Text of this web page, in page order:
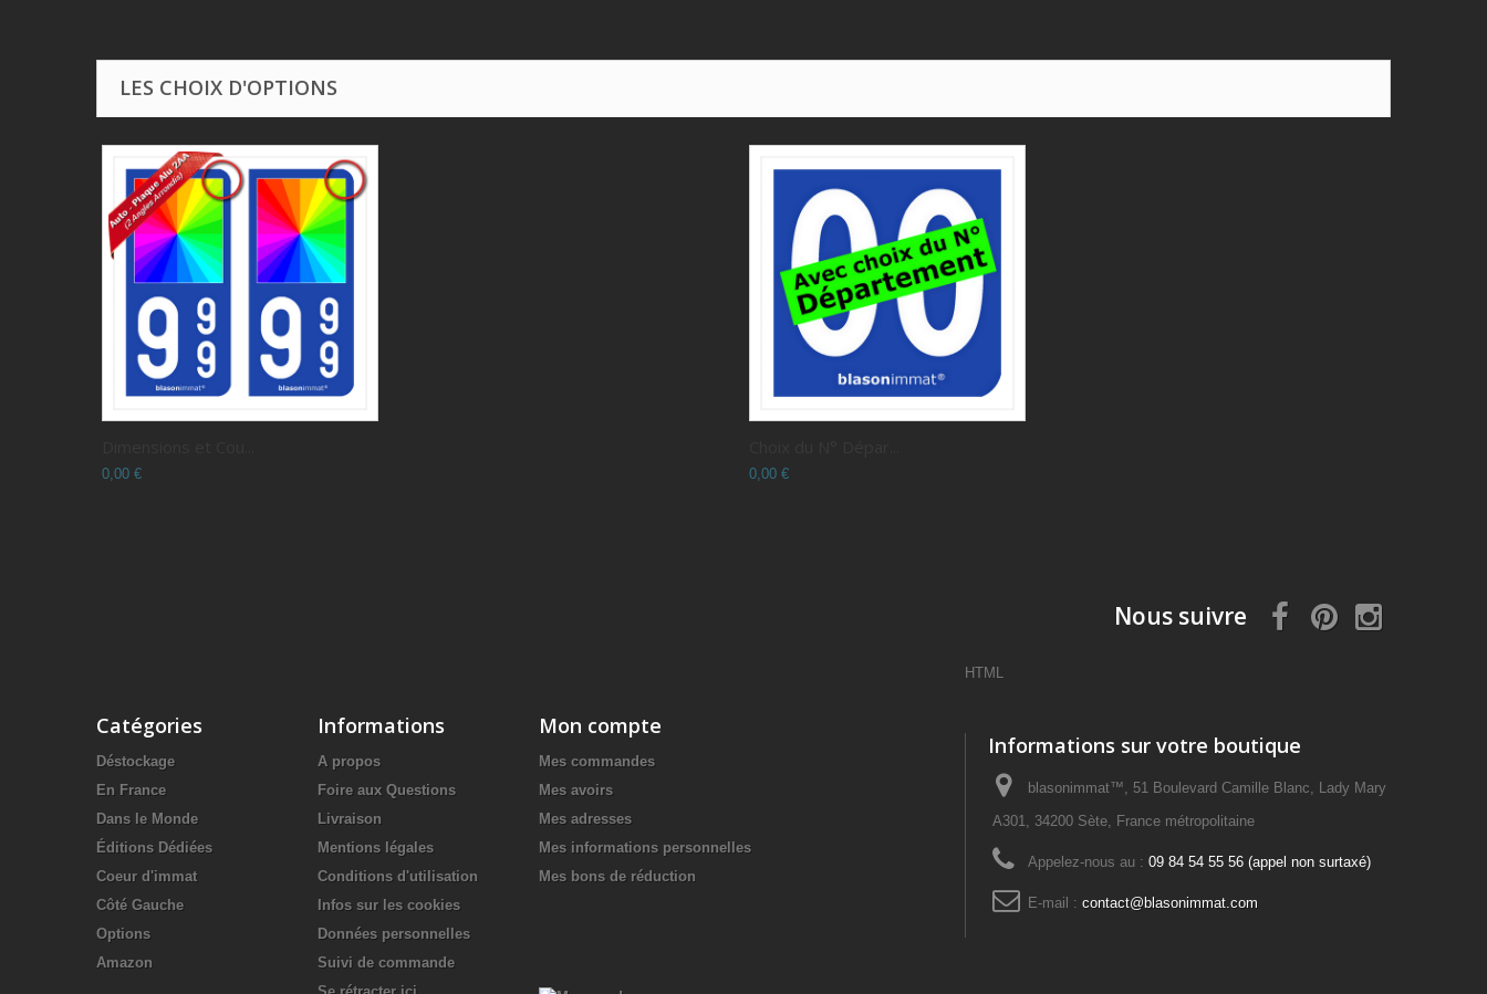
LES CHOIX D'OPTIONS
0,00 € 0,00 €
Nous suivre
Catégories
Déstockage
En France
Dans le Monde
Éditions Dédiées
Coeur d'immat
Côté Gauche
Options
Amazon
HTML
Informations
A propos
Foire aux Questions
Livraison
Mentions légales
Conditions d'utilisation
Infos sur les cookies
Données personnelles
Suivi de commande
Mon compte
Mes commandes
Mes avoirs
Mes adresses
Mes informations personnelles
Mes bons de réduction
Informations sur votre boutique
blasonimmat™, 51 Boulevard Camille Blanc, Lady Mary
A301, 34200 Sète, France métropolitaine
Appelez-nous au : 09 84 54 55 56 (appel non surtaxé)
E-mail : contact@blasonimmat.com